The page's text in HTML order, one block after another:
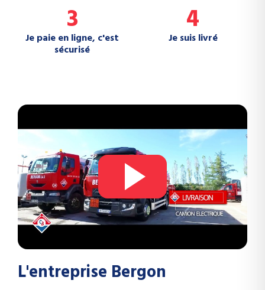
3
Je paie en ligne, c'est
sécurisé
4
Je suis livré
L'entreprise Bergon